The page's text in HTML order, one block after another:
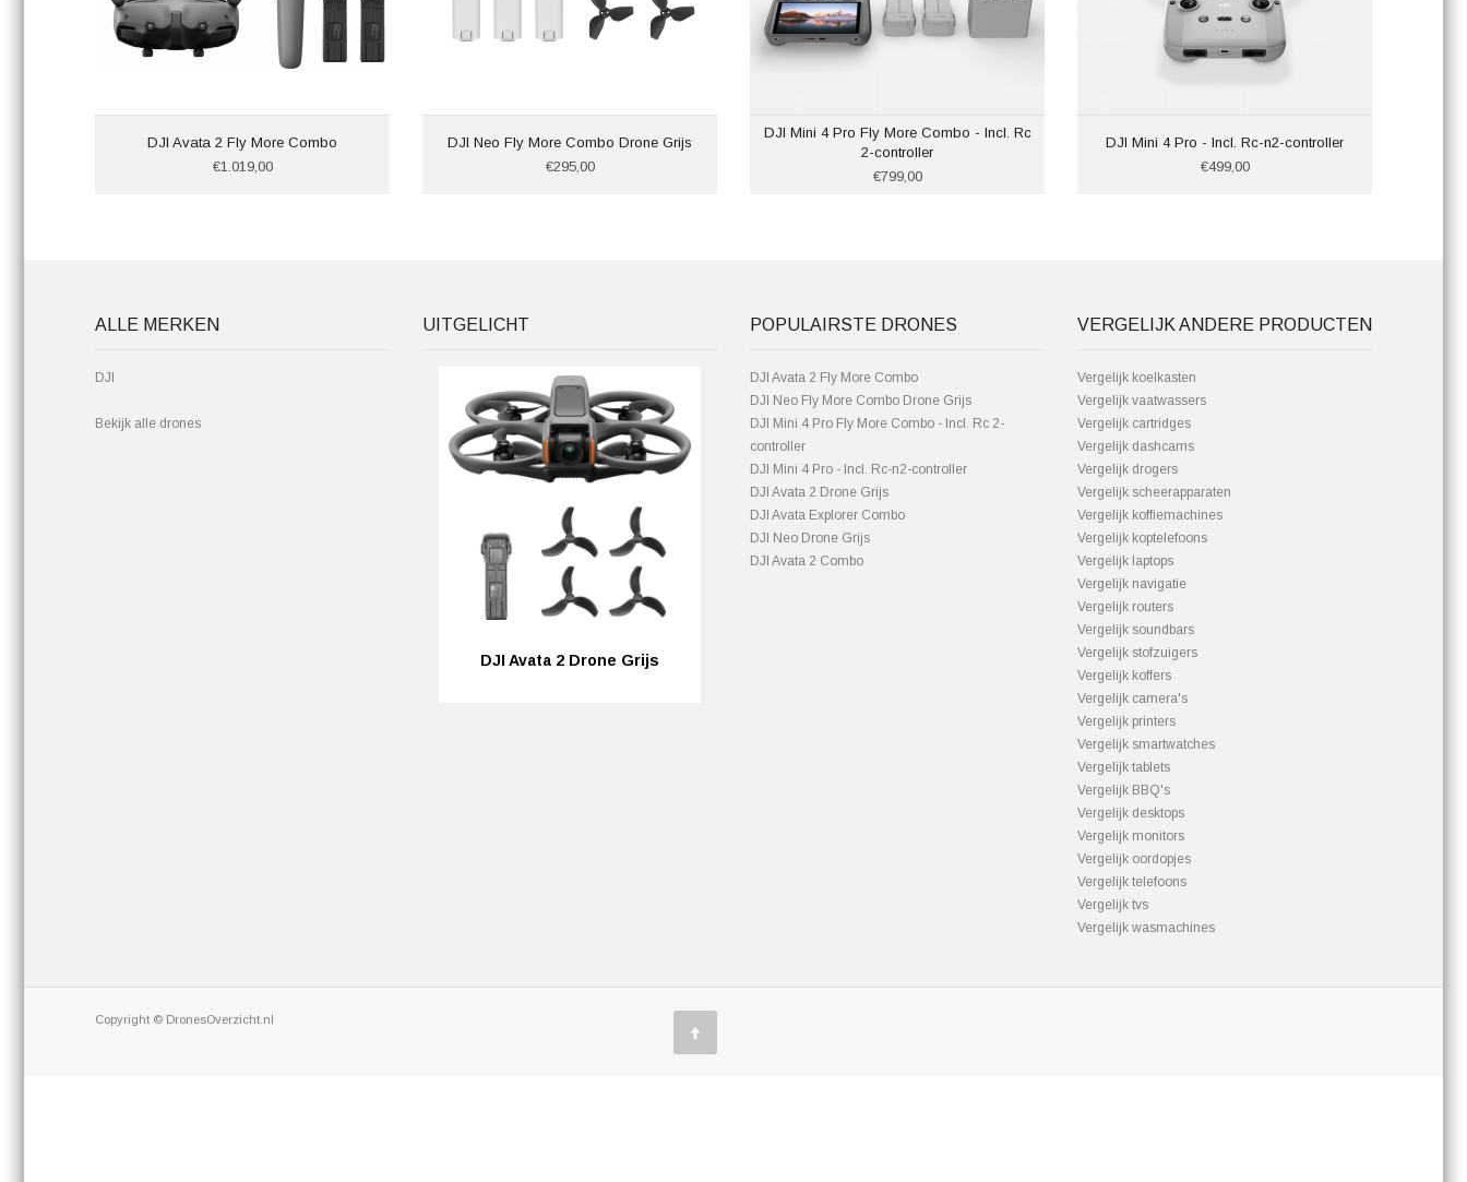
DJI Avata 2 Fly More Combo
€1.019,00
DJI Neo Fly More Combo Drone Grijs
€295,00
DJI Mini 4 Pro Fly More Combo - Incl. Rc
2-controller
€799,00
DJI Mini 4 Pro - Incl. Rc-n2-controller
€499,00
ALLE MERKEN
DJI
Bekijk alle drones
UITGELICHT
DJI Avata 2 Drone Grijs
POPULAIRSTE DRONES
DJI Avata 2 Fly More Combo
DJI Neo Fly More Combo Drone Grijs
DJI Mini 4 Pro Fly More Combo - Incl. Rc 2-
controller
DJI Mini 4 Pro - Incl. Rc-n2-controller
DJI Avata 2 Drone Grijs
DJI Avata Explorer Combo
DJI Neo Drone Grijs
DJI Avata 2 Combo
VERGELIJK ANDERE PRODUCTEN
Vergelijk koelkasten
Vergelijk vaatwassers
Vergelijk cartridges
Vergelijk dashcams
Vergelijk drogers
Vergelijk scheerapparaten
Vergelijk koffiemachines
Vergelijk koptelefoons
Vergelijk laptops
Vergelijk navigatie
Vergelijk routers
Vergelijk soundbars
Vergelijk stofzuigers
Vergelijk koffers
Vergelijk camera's
Vergelijk printers
Vergelijk smartwatches
Vergelijk tablets
Vergelijk BBQ's
Vergelijk desktops
Vergelijk monitors
Vergelijk oordopjes
Vergelijk telefoons
Vergelijk tvs
Vergelijk wasmachines
Copyright © DronesOverzicht.nl